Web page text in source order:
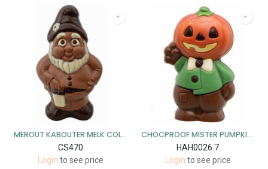
MEROUT KABOUTER MELK COLOR 15 CM X 6 ST - 800 GR
CS470
Login to see price
CHOCPROOF MISTER PUMPKIN - 10,5 CM -10 ST X 64 GR
HAH0026.7
Login to see price